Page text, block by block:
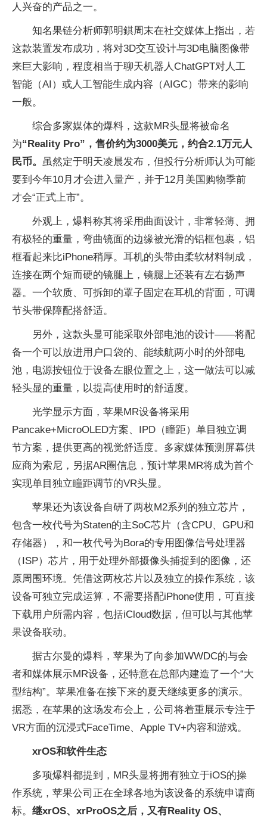
人兴奋的产品之一。
知名果链分析师郭明錤周末在社交媒体上指出，若
这款装置发布成功，将对3D交互设计与3D电脑图像带
来巨大影响，程度相当于聊天机器人ChatGPT对人工
智能（AI）或人工智能生成内容（AIGC）带来的影响
一般。
综合多家媒体的爆料，这款MR头显将被命名
为“Reality Pro”，售价约为3000美元，约合2.1万元人
民币。
虽然定于明天凌晨发布，但投行分析师认为可能
要到今年10月才会进入量产，并于12月美国购物季前
才会“正式上市”。
外观上，爆料称其将采用曲面设计，非常轻薄、拥
有极轻的重量，弯曲镜面的边缘被光滑的铝框包裹，铝
框看起来比iPhone稍厚。耳机的头带由柔软材料制成，
连接在两个短而硬的镜腿上，镜腿上还装有左右扬声
器。一个软质、可拆卸的罩子固定在耳机的背面，可调
节头带保障配搭舒适。
另外，这款头显可能采取外部电池的设计——将配
备一个可以放进用户口袋的、能续航两小时的外部电
池，电源按钮位于设备左眼位置之上，这一做法可以减
轻头显的重量，以提高使用时的舒适度。
光学显示方面，苹果MR设备将采用
Pancake+MicroOLED方案、IPD（瞳距）单目独立调
节方案，提供更高的视觉舒适度。多家媒体预测屏幕供
应商为索尼，另据AR圈信息，预计苹果MR将成为首个
实现单目独立瞳距调节的VR头显。
苹果还为该设备自研了两枚M2系列的独立芯片，
包含一枚代号为Staten的主SoC芯片（含CPU、GPU和
存储器），和一枚代号为Bora的专用图像信号处理器
（ISP）芯片，用于处理外部摄像头捕捉到的图像，还
原周围环境。凭借这两枚芯片以及独立的操作系统，该
设备可独立完成运算，不需要搭配iPhone使用，可直接
下载用户所需内容，包括iCloud数据，但可以与其他苹
果设备联动。
据古尔曼的爆料，苹果为了向参加WWDC的与会
者和媒体展示MR设备，还特意在总部内建造了一个“大
型结构”。苹果准备在接下来的夏天继续更多的演示。
据悉，在苹果的这场发布会上，公司将着重展示专注于
VR方面的沉浸式FaceTime、Apple TV+内容和游戏。
xrOS和软件生态
多项爆料都提到，MR头显将拥有独立于iOS的操
作系统，苹果公司正在全球各地为该设备的系统申请商
标。 继xrOS、xrProOS之后，又有Reality OS、